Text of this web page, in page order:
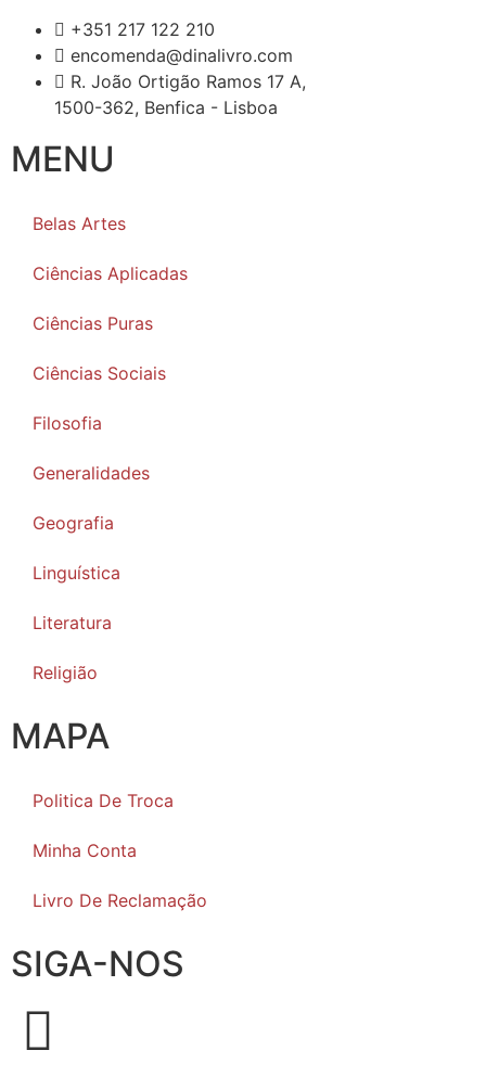
+351 217 122 210
encomenda@dinalivro.com
R. João Ortigão Ramos 17 A,
1500-362, Benfica - Lisboa
MENU
Belas Artes
Ciências Aplicadas
Ciências Puras
Ciências Sociais
Filosofia
Generalidades
Geografia
Linguística
Literatura
Religião
MAPA
Politica De Troca
Minha Conta
Livro De Reclamação
SIGA-NOS